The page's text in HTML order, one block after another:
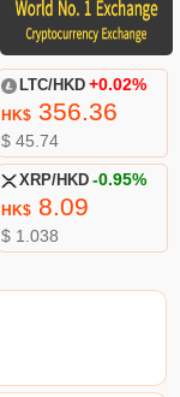
LTC/HKD +0.02%
HK$356.36
$ 45.74
XRP/HKD -0.95%
HK$8.09
$ 1.038